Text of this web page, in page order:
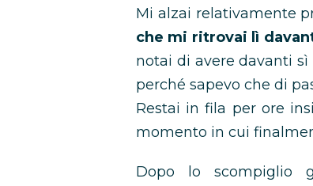
Mi alzai relativamente
che mi ritrovai lì
notai di avere davanti
perché sapevo che di
Restai in fila per ore
momento in cui
Dopo lo scompiglio